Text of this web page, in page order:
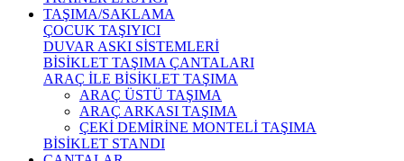
TAŞIMA/SAKLAMA
ÇOCUK TAŞIYICI
DUVAR ASKI SİSTEMLERİ
BİSİKLET TAŞIMA ÇANTALARI
ARAÇ İLE BİSİKLET TAŞIMA
ARAÇ ÜSTÜ TAŞIMA
ARAÇ ARKASI TAŞIMA
ÇEKİ DEMİRİNE MONTELİ TAŞIMA
BİSİKLET STANDI